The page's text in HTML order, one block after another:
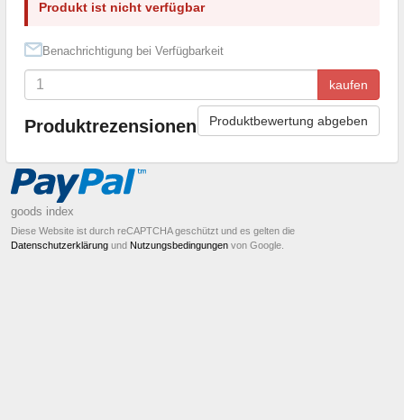
Produkt ist nicht verfügbar
Benachrichtigung bei Verfügbarkeit
kaufen
Produktrezensionen Produktbewertung abgeben
goods index
Diese Website ist durch reCAPTCHA geschützt und es gelten die
Datenschutzerklärung und Nutzungsbedingungen von Google.